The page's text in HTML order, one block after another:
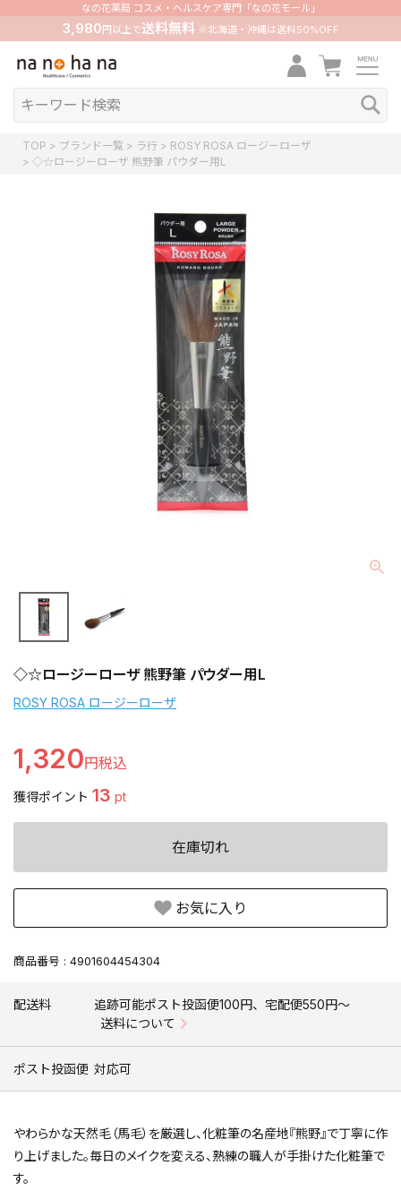
なの花薬局 コスメ・ヘルスケア専門「なの花モール」
3,980 円以上で送料無料※北海道・沖縄は送料50%OFF
TOP ブランド一覧 ラ行
ROSY ROSA ロージーローザ
◇☆ロージーローザ 熊野筆 パウダー用L
◇☆ロージーローザ 熊野筆 パウダー用L
ROSY ROSA ロージーローザ
1,320
獲得ポイント 13 pt
在庫切れ
お気に入り
商品番号 4901604454304
配送料
追跡可能ポスト投函便100円、宅配便550円〜
送料について
ポスト投函便 対応可
やわらかな天然毛（馬毛）を厳選し、化粧筆の名産地『熊野』で丁寧に作
り上げました。毎日のメイクを変える、熟練の職人が手掛けた化粧筆で
す。